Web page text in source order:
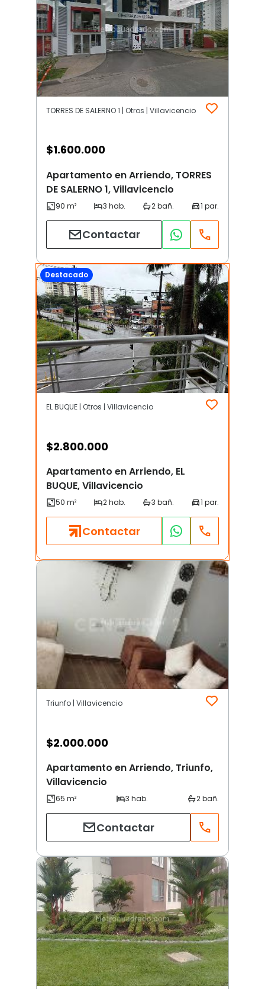
TORRES DE SALERNO 1 | Otros | Villavicencio
$1.600.000
Apartamento en Arriendo, TORRES
DE SALERNO 1, Villavicencio
Contactar
Destacado
EL BUQUE | Otros | Villavicencio
$2.800.000
Apartamento en Arriendo, EL
BUQUE, Villavicencio
Contactar
Triunfo | Villavicencio
$2.000.000
Apartamento en Arriendo, Triunfo,
Villavicencio
Contactar